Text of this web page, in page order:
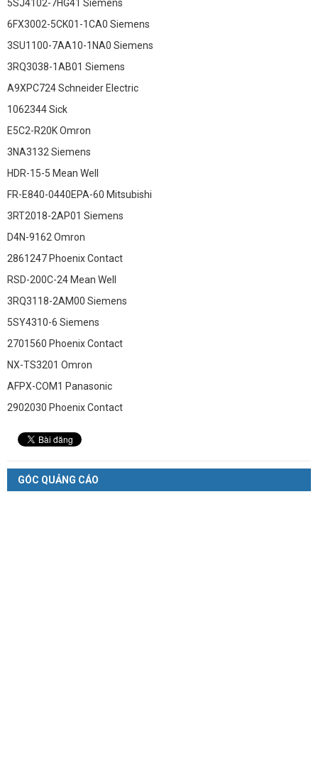
5SJ4102-7HG41 Siemens
6FX3002-5CK01-1CA0 Siemens
3SU1100-7AA10-1NA0 Siemens
3RQ3038-1AB01 Siemens
A9XPC724 Schneider Electric
1062344 Sick
E5C2-R20K Omron
3NA3132 Siemens
HDR-15-5 Mean Well
FR-E840-0440EPA-60 Mitsubishi
3RT2018-2AP01 Siemens
D4N-9162 Omron
2861247 Phoenix Contact
RSD-200C-24 Mean Well
3RQ3118-2AM00 Siemens
5SY4310-6 Siemens
2701560 Phoenix Contact
NX-TS3201 Omron
AFPX-COM1 Panasonic
2902030 Phoenix Contact
GÓC QUẢNG CÁO